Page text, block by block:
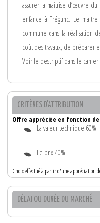
assurer la maitrise d’œuvre
enfance à Trégunc. Le
commune dans la réalisation
coût des travaux, de préparer
Voir le descriptif dans le cahier
CRITÈRES D'ATTRIBUTION
Offre appréciée en fonction de
La valeur technique 60%
Le prix 40%
Choix effectué à partir d'une appréciation
DÉLAI OU DURÉE DU MARCHÉ